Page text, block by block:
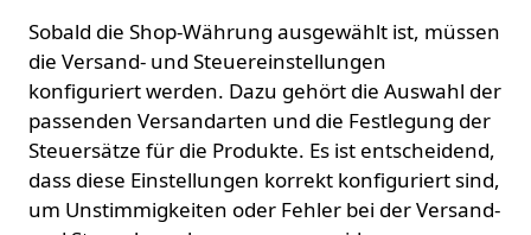
Sobald die Shop-Währung ausgewählt ist, müssen
die Versand- und Steuereinstellungen
konfiguriert werden. Dazu gehört die Auswahl der
passenden Versandarten und die Festlegung der
Steuersätze für die Produkte. Es ist entscheidend,
dass diese Einstellungen korrekt konfiguriert sind,
um Unstimmigkeiten oder Fehler bei der Versand-